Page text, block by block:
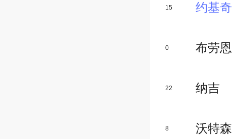
15 约基奇
0 布劳恩
22 纳吉
8 沃特森